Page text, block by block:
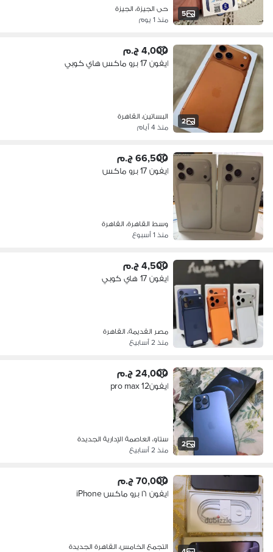
5
حى الجيزة، الجيزة
منذ 1 يوم
2
4,000 ج.م
ايفون 17 برو ماكس هاي كوبي
البساتين، القاهرة
منذ 4 أيام
66,500 ج.م
ايفون 17 برو ماكس
وسط القاهرة، القاهرة
منذ 1 أسبوع
4,500 ج.م
ايفون 17 هاي كوبي
مصر القديمة، القاهرة
منذ 2 أسابيع
2
24,000 ج.م
ايفون12 pro max
ستاو، العاصمة الإدارية الجديدة
منذ 2 أسابيع
70,000 ج.م
ايفون ١٦ برو ماكس iPhone
التجمع الخامس، القاهرة الجديدة